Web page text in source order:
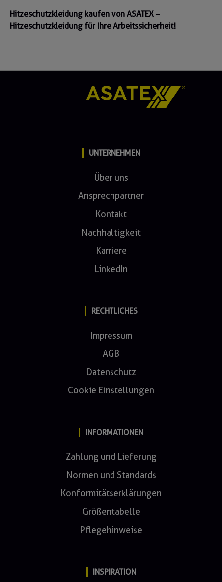
Hitzeschutzkleidung kaufen von ASATEX –
Hitzeschutzkleidung für Ihre Arbeitssicherheit!
UNTERNEHMEN
Über uns
Ansprechpartner
Kontakt
Nachhaltigkeit
Karriere
LinkedIn
RECHTLICHES
Impressum
AGB
Datenschutz
Cookie Einstellungen
INFORMATIONEN
Zahlung und Lieferung
Normen und Standards
Konformitätserklärungen
Größentabelle
Pflegehinweise
INSPIRATION